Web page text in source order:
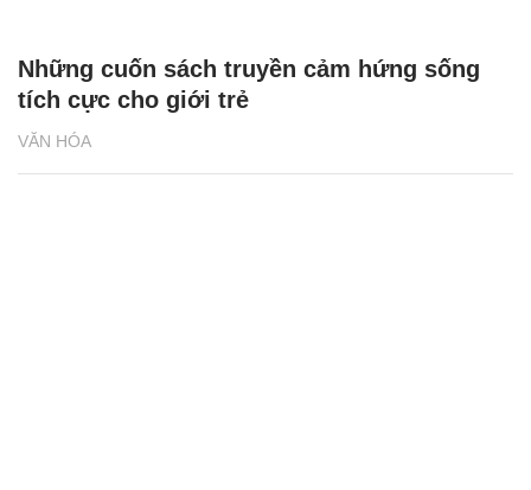
VĂN HÓA
Những cuốn sách truyền cảm hứng sống
tích cực cho giới trẻ